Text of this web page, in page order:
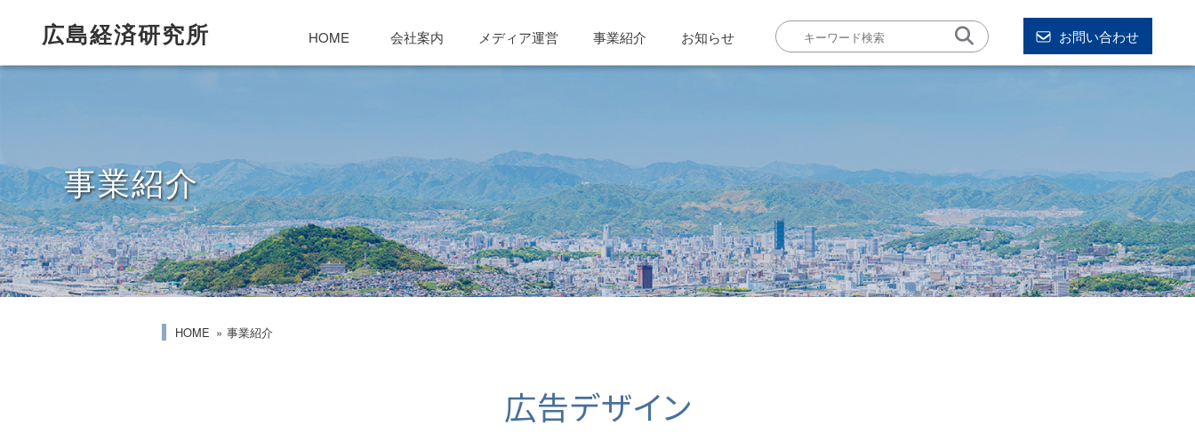
広島経済研究所 HOME 会社案内 メディア運営 事業紹介 お知らせ お問い合わせ
事業紹介
HOME 事業紹介
広告デザイン